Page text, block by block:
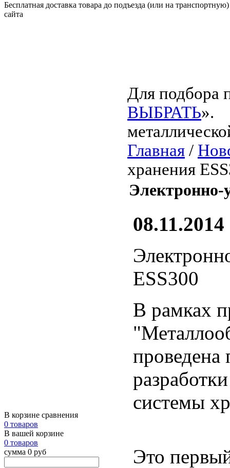
Бесплатная доставка товара до подъезда (или на
сайта
В корзине сравнения
0 товаров
В вашей корзине
0 товаров
сумма 0 руб
Для подбора
ВЫБРАТЬ».
Главная /
хранения
Электронно-
08.11.2014
ESS300
В рамках
проведена
системы
Это